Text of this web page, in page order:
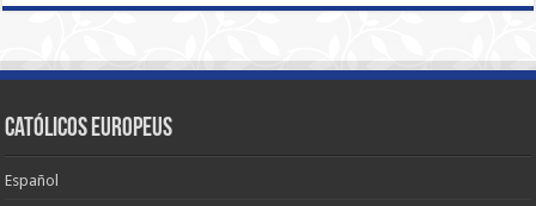
Católicos Europeus
Español